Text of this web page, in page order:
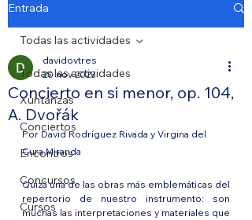
Entrada
Todas las actividades
Xuntanzas
Conciertos
Encontros
Concursos
Cursos
Todas las actividades
Concierto en si menor, op. 104,
A. Dvořák
davidovtres
20 nov 2023
Por David Rodríguez Rivada y Virgina del
Cura Miranda
Quizá una de las obras más emblemáticas del
repertorio de nuestro instrumento: son
muchas las interpretaciones y materiales que